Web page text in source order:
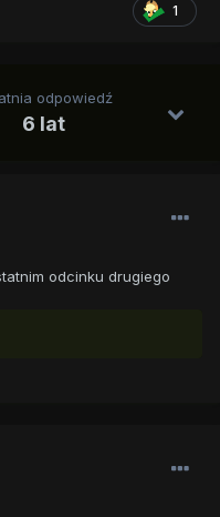
1
odpowiedź
6 lat
odcinku drugiego